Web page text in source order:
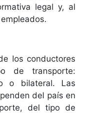
legal y, al
los conductores
de transporte:
o bilateral. Las
del país en
del tipo de